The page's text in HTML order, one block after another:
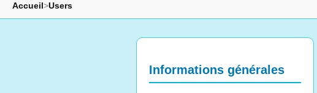
Accueil>Users
Informations générales